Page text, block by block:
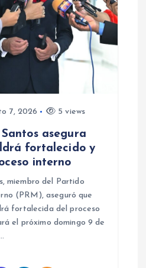
7, 2026 5 views
asegura
fortalecido y
interno
miembro del Partido
(PRM), aseguró que
fortalecida del proceso
el próximo domingo 9 de